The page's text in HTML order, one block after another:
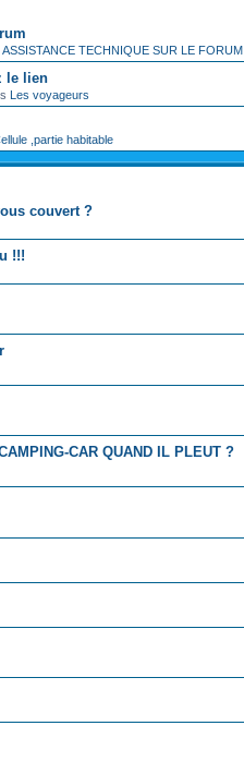
ASSISTANCE TECHNIQUE SUR LE FORUM
le lien
Les voyageurs
,partie habitable
couvert ?
!!!
CAR QUAND IL PLEUT ?